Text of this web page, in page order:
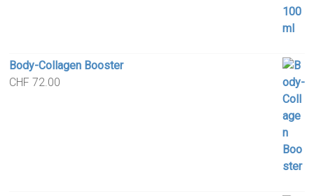
Body-Collagen Booster
CHF 72.00